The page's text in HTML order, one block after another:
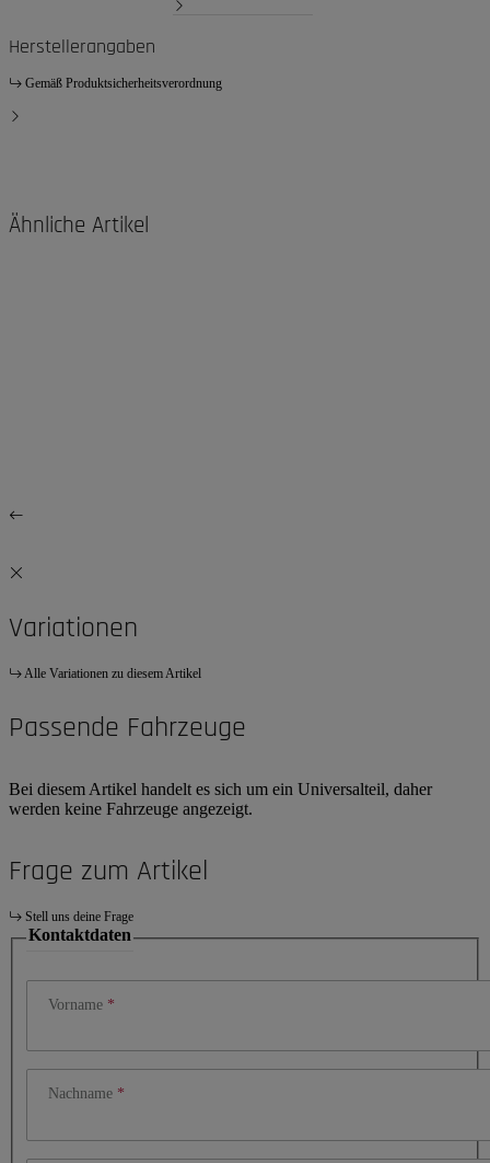
Herstellerangaben
Gemäß Produktsicherheitsverordnung
Ähnliche Artikel
Variationen
Alle Variationen zu diesem Artikel
Passende Fahrzeuge
Bei diesem Artikel handelt es sich um ein Universalteil, daher
werden keine Fahrzeuge angezeigt.
Frage zum Artikel
Stell uns deine Frage
Kontaktdaten
Vorname
Nachname